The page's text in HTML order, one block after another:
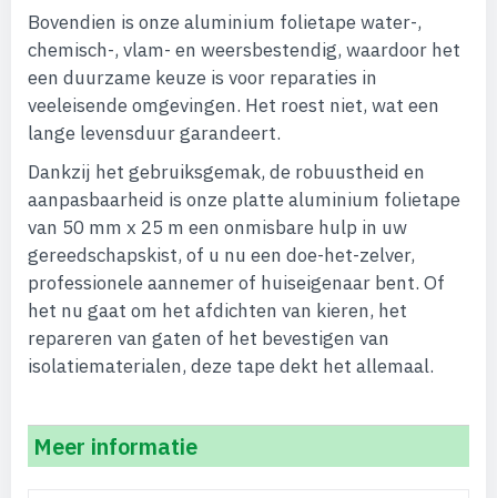
Bovendien is onze aluminium folietape water-,
chemisch-, vlam- en weersbestendig, waardoor het
een duurzame keuze is voor reparaties in
veeleisende omgevingen. Het roest niet, wat een
lange levensduur garandeert.
Dankzij het gebruiksgemak, de robuustheid en
aanpasbaarheid is onze platte aluminium folietape
van 50 mm x 25 m een onmisbare hulp in uw
gereedschapskist, of u nu een doe-het-zelver,
professionele aannemer of huiseigenaar bent. Of
het nu gaat om het afdichten van kieren, het
repareren van gaten of het bevestigen van
isolatiematerialen, deze tape dekt het allemaal.
Meer informatie